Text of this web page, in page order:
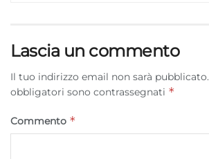
Lascia un commento
Il tuo indirizzo email non sarà pubblicato.
obbligatori sono contrassegnati *
Commento *